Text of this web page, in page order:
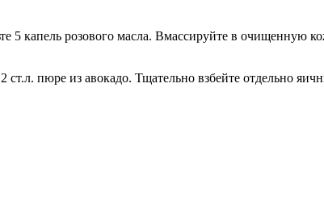
5 капель розового масла. Вмассируйте в очищенную
пюре из авокадо. Тщательно взбейте отдельно